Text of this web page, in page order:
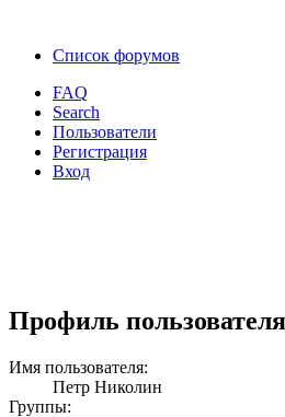
Список форумов
FAQ
Search
Пользователи
Регистрация
Вход
Профиль
Имя пользователя:
Петр Николин
Группы: